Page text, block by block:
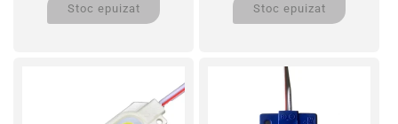
Stoc epuizat Stoc epuizat